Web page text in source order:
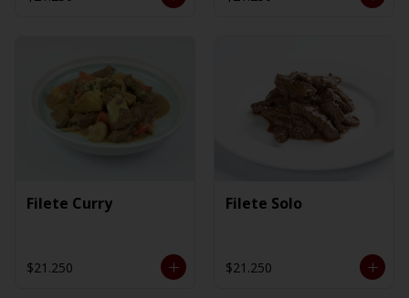
Filete Curry
$21.250
Filete Solo
$21.250